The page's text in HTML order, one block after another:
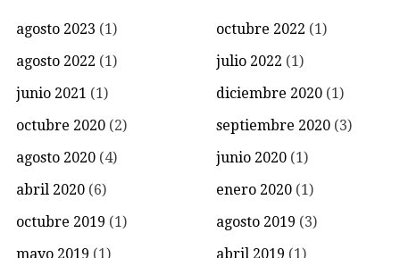
agosto 2023 (1) octubre 2022 (1)
agosto 2022 (1) julio 2022 (1)
junio 2021 (1) diciembre 2020 (1)
octubre 2020 (2) septiembre 2020 (3)
agosto 2020 (4) junio 2020 (1)
abril 2020 (6) enero 2020 (1)
octubre 2019 (1) agosto 2019 (3)
mayo 2019 (1) abril 2019 (1)